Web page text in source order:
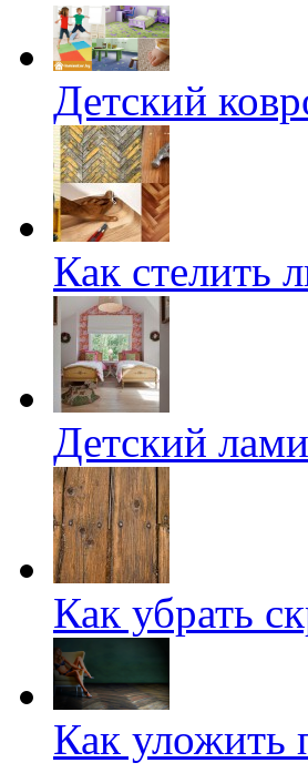
Детский
Как стелить
Детский
Как убрать
Как уложить